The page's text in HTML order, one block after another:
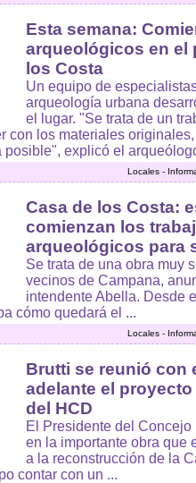
Esta semana:
arqueológicos en el
los Costa
Un equipo de
arqueología urbana
el lugar. "Se trata de un
con los materiales
posible", explicó el
Locales -
Casa de los Costa:
comienzan los
arqueológicos para
Se trata de una obra muy
vecinos de Campana,
intendente Abella. Desde
cómo quedará el ...
Locales -
Brutti se reunió con
adelante el
del HCD
El Presidente del
en la importante obra que
a la reconstrucción de la
contar con un ...